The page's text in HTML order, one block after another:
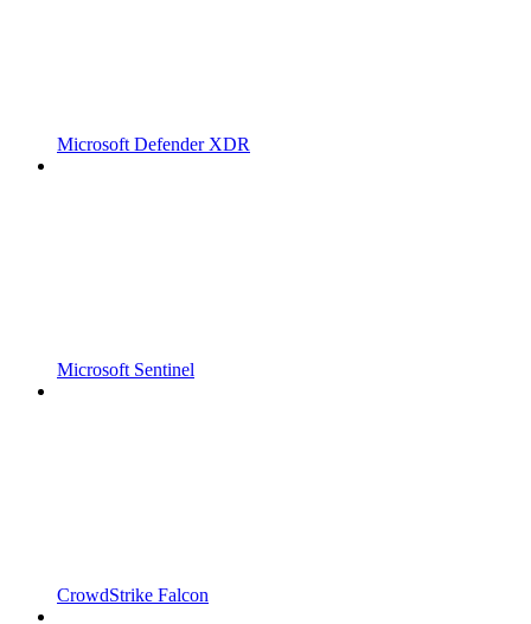
Microsoft Defender XDR
Microsoft Sentinel
CrowdStrike Falcon